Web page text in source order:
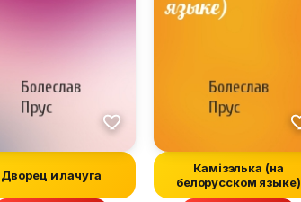
Дворец и лачуга
Камiзэлька (на
белорусском языке)